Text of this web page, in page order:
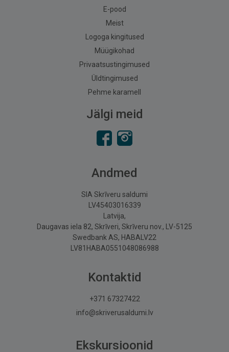
E-pood
Meist
Logoga kingitused
Müügikohad
Privaatsustingimused
Üldtingimused
Pehme karamell
Jälgi meid
Andmed
SIA Skrīveru saldumi
LV45403016339
Latvija,
Daugavas iela 82, Skrīveri, Skrīveru nov., LV-5125
Swedbank AS, HABALV22
LV81HABA0551048086988
Kontaktid
+371 67327422
info@skriverusaldumi.lv
Ekskursioonid